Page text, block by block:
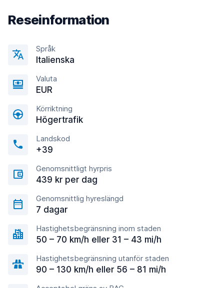
Reseinformation
Språk
Italienska
Valuta
EUR
Körriktning
Högertrafik
Landskod
+39
Genomsnittligt hyrpris
439 kr per dag
Genomsnittlig hyreslängd
7 dagar
Hastighetsbegränsning inom staden
50 – 70 km/h eller 31 – 43 mi/h
Hastighetsbegränsning utanför staden
90 – 130 km/h eller 56 – 81 mi/h